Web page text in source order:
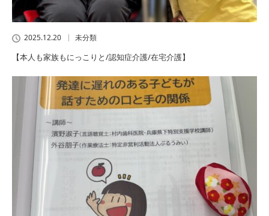
2025.12.20 未分類
【本人も家族もにっこりと/認知症介護/在宅介護】